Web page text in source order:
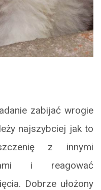
zabijać wrogie
najszybciej jak to
z innymi
i reagować
Dobrze ułożony